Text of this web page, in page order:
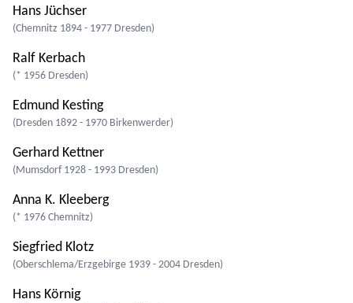
Hans Jüchser
(Chemnitz 1894 - 1977 Dresden)
Ralf Kerbach
(* 1956 Dresden)
Edmund Kesting
(Dresden 1892 - 1970 Birkenwerder)
Gerhard Kettner
(Mumsdorf 1928 - 1993 Dresden)
Anna K. Kleeberg
(* 1976 Chemnitz)
Siegfried Klotz
(Oberschlema/Erzgebirge 1939 - 2004 Dresden)
Hans Körnig